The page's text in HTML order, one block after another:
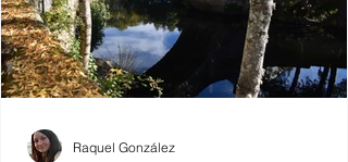
Raquel González